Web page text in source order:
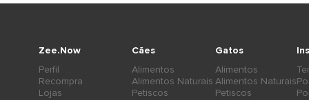
Cães
Alimentos
Alimentos Naturais
Petiscos
Gatos
Alimentos
Alimentos Naturais
Petiscos
Zee.Now
Perfil
Recompra
Lojas